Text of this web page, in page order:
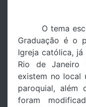
O tema
Graduação é o
Igreja católica,
Rio de Janeiro
existem no local
paroquial, além
foram